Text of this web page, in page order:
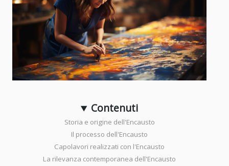
Contenuti
Storia e origine dell'Encausto
Il processo dell'Encausto
Capolavori realizzati con l'Encausto
La rilevanza contemporanea dell'Encausto